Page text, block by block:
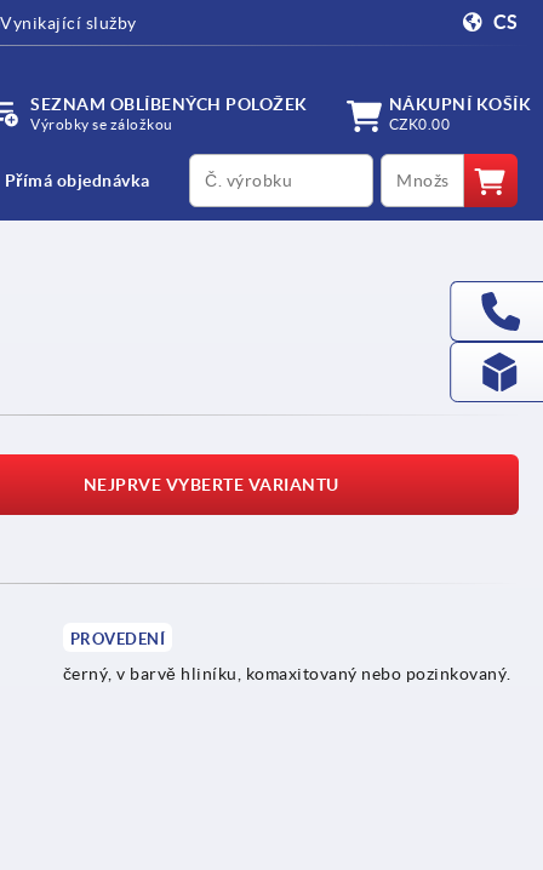
Vynikající služby CS
SEZNAM OBLÍBENÝCH POLOŽEK
Výrobky se záložkou
NÁKUPNÍ KOŠÍK
CZK0.00
Přímá objednávka
productCode qty
NEJPRVE VYBERTE VARIANTU
PROVEDENÍ
černý, v barvě hliníku, komaxitovaný nebo pozinkovaný.